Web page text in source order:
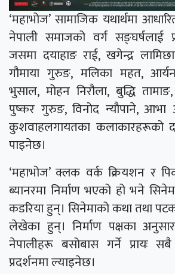
‘महाभोज’ सामाजिक यथार्थमा
नेपाली समाजको वर्ग सङ्घर्षलाई
जसमा दयाहाङ राई, खगेन्द्र
गौमाया गुरुङ, मलिका महत,
भुसाल, मोहन निरौला, बुद्धि
पुष्कर गुरुङ, विनोद न्यौपाने, आभा
कुशवाहलगायतका कलाकारहरूको
पाइनेछ।
‘महाभोज’ क्लक वर्क क्रियशन र
ब्यानरमा निर्माण भएको हो भने
कडरिया हुन्। सिनेमाको कथा तथा
लेखेका हुन्। निर्माण पक्षका
नेपालीहरू बसोबास गर्ने प्रायः
प्रदर्शनमा ल्याइनेछ।